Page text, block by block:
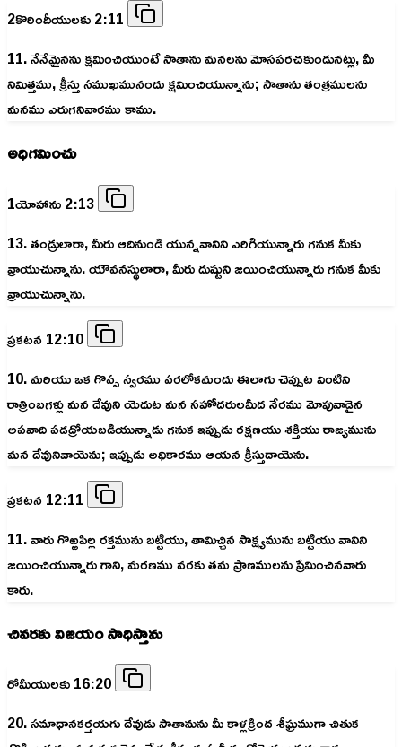
2కొరిందీయులకు 2:11
11. నేనేమైనను క్షమించియుంటే సాతాను మనలను మోసపరచకుండునట్లు, మీ
నిమిత్తము, క్రీస్తు సముఖమునందు క్షమించియున్నాను; సాతాను తంత్రములను
మనము ఎరుగనివారము కాము.
అధిగమించు
1యోహాను 2:13
13. తండ్రులారా, మీరు ఆదినుండి యున్నవానిని ఎరిగియున్నారు గనుక మీకు
వ్రాయుచున్నాను. యౌవనస్థులారా, మీరు దుష్టుని జయించియున్నారు గనుక మీకు
వ్రాయుచున్నాను.
ప్రకటన 12:10
10. మరియు ఒక గొప్ప స్వరము పరలోకమందు ఈలాగు చెప్పుట వింటిని
రాత్రింబగళ్లు మన దేవుని యెదుట మన సహోదరులమీద నేరము మోపువాడైన
అపవాది పడద్రోయబడియున్నాడు గనుక ఇప్పుడు రక్షణయు శక్తియు రాజ్యమును
మన దేవునివాయెను; ఇప్పుడు అధికారము ఆయన క్రీస్తుదాయెను.
ప్రకటన 12:11
11. వారు గొఱ్ఱపిల్ల రక్తమును బట్టియు, తామిచ్చిన సాక్ష్యమును బట్టియు వానిని
జయించియున్నారు గాని, మరణము వరకు తమ ప్రాణములను ప్రేమించినవారు
కారు.
చివరకు విజయం సాధిస్తాను
రోమీయులకు 16:20
20. సమాధానకర్తయగు దేవుడు సాతానును మీ కాళ్లక్రింద శీఘ్రముగా చితుక